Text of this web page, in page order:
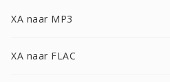
XA naar MP3
XA naar FLAC